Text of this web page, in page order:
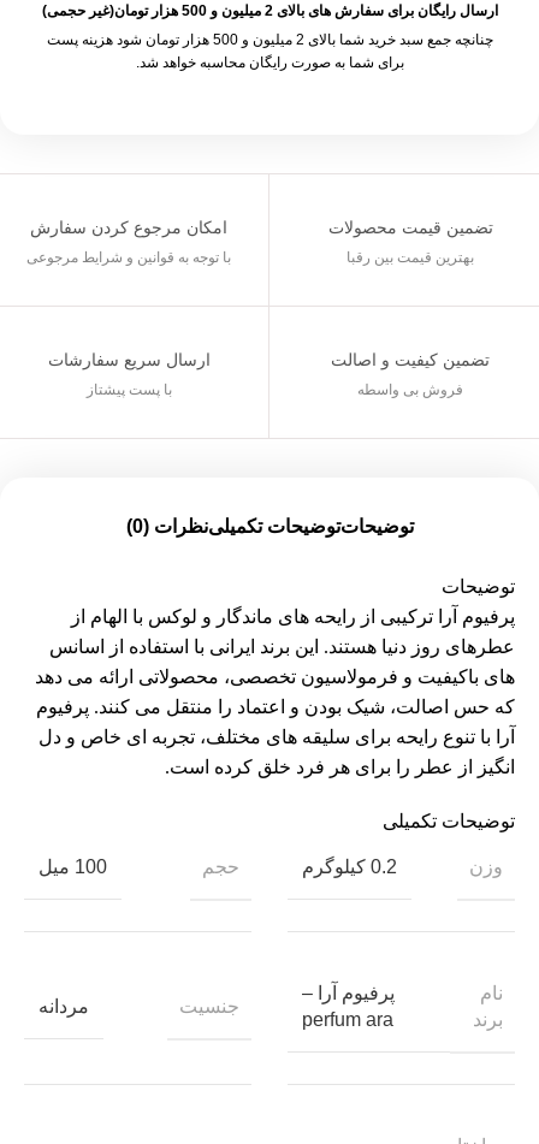
ارسال رایگان برای سفارش های بالای 2 میلیون و 500 هزار تومان(غیر حجمی)
چنانچه جمع سبد خرید شما بالای 2 میلیون و 500 هزار تومان شود هزینه پست
برای شما به صورت رایگان محاسبه خواهد شد.
تضمین قیمت محصولات
بهترین قیمت بین رقبا
امکان مرجوع کردن سفارش
با توجه به قوانین و شرایط مرجوعی
تضمین کیفیت و اصالت
فروش بی واسطه
ارسال سریع سفارشات
با پست پیشتاز
توضیحاتتوضیحات تکمیلینظرات (0)
توضیحات
پرفیوم آرا ترکیبی از رایحه‌ های ماندگار و لوکس با الهام از
عطرهای روز دنیا هستند. این برند ایرانی با استفاده از اسانس‌
های باکیفیت و فرمولاسیون تخصصی، محصولاتی ارائه می‌ دهد
که حس اصالت، شیک‌ بودن و اعتماد را منتقل می‌ کنند. پرفیوم
آرا با تنوع رایحه‌ برای سلیقه‌ های مختلف، تجربه‌ ای خاص و دل‌
انگیز از عطر را برای هر فرد خلق کرده است.
توضیحات تکمیلی
وزن 0.2 کیلوگرم حجم 100 میل
نام
برند
پرفیوم آرا –
perfum ara
جنسیت مردانه